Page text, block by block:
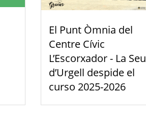
El Punt Òmnia del
Centre Cívic
L’Escorxador - La Seu
d’Urgell despide el
curso 2025-2026